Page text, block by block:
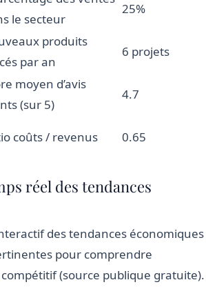
le secteur
25%
produits
par an
6 projets
moyen d’avis
(sur 5)
4.7
coûts / revenus 0.65
réel des tendances
des tendances économiques
pour comprendre
(source publique gratuite).